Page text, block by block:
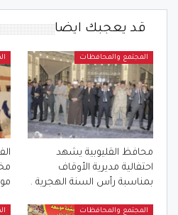
قد يعجبك ايضا
المجتمع والمحافظات
محافظ القليوبية يشهد
احتفالية مديرية الأوقاف
بمناسبة رأس السنة الهجرية .
المجتمع والمحافظات